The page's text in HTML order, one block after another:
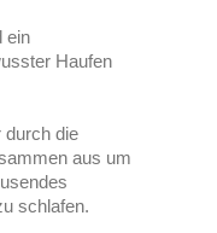
ein
Haufen
durch die
aus um
schlafen.